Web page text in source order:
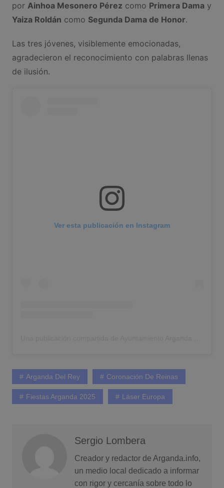
por Ainhoa Mesonero Pérez como Primera Damay
Yaiza Roldán como Segunda Dama de Honor.
Las tres jóvenes, visiblemente emocionadas,
agradecieron el reconocimiento con palabras llenas
de ilusión.
Ver esta publicación en Instagram
Arganda Del Rey Coronación De Reinas
Fiestas Arganda 2025 Láser Europa
Sergio Lombera
Creador y redactor de Arganda.info,
un medio local dedicado a informar
con rigor y cercanía sobre todo lo